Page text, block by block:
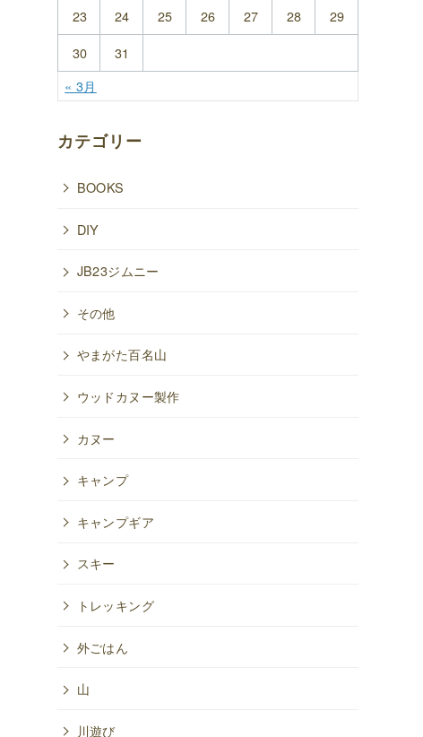
23 24 25 26 27 28
29
30
31
« 3月
カテゴリー
BOOKS
DIY
JB23ジムニー
その他
やまがた百名山
ウッドカヌー製作
カヌー
キャンプ
キャンプギア
スキー
トレッキング
外ごはん
山
川遊び